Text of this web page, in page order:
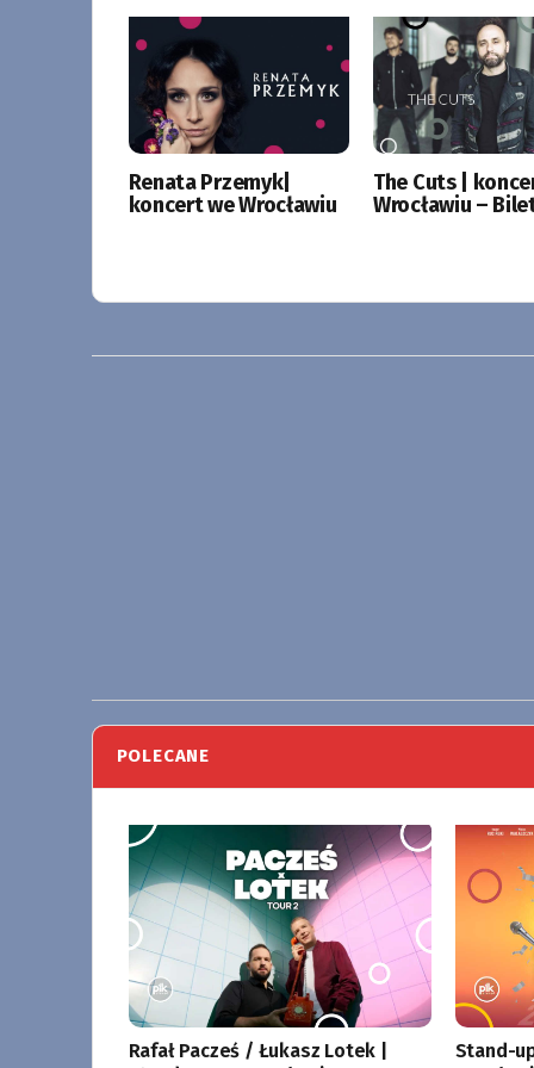
Renata Przemyk|
koncert we Wrocławiu
The Cuts |
Wrocławiu –
POLECANE
Rafał Pacześ / Łukasz Lotek |
Stand-